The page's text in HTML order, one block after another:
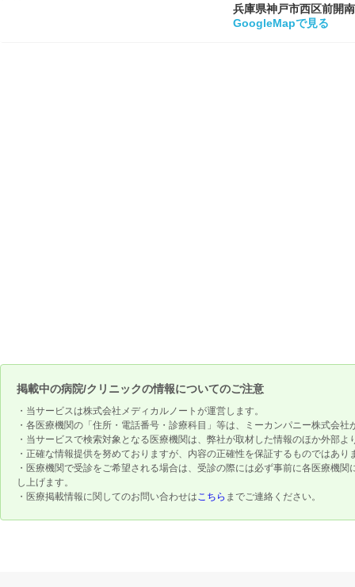
兵庫県神戸市西区前開
GoogleMapで見る
掲載中の病院/クリニックの情報についてのご注意
・当サービスは株式会社メディカルノートが運営します。
・各医療機関の「住所・電話番号・診療科目」等は、ミーカンパニー株式会
・当サービスで検索対象となる医療機関は、弊社が取材した情報のほか外部
・正確な情報提供を努めておりますが、内容の正確性を保証するものではあり
・医療機関で受診をご希望される場合は、受診の際には必ず事前に各医療機
し上げます。
・医療掲載情報に関してのお問い合わせはこちら までご連絡ください。